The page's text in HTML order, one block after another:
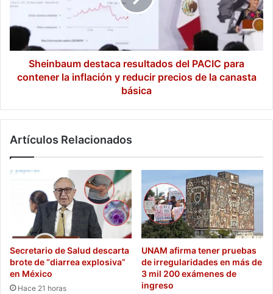
para
contener
inflación
reducir
la
básica
Sheinbaum destaca resultados del PACIC para
contener la inflación y reducir precios de la canasta
básica
Artículos Relacionados
Secretario de Salud descarta
brote de “diarrea explosiva”
en México
Hace 21 horas
UNAM afirma tener pruebas
de irregularidades en más de
3 mil 200 exámenes de
ingreso